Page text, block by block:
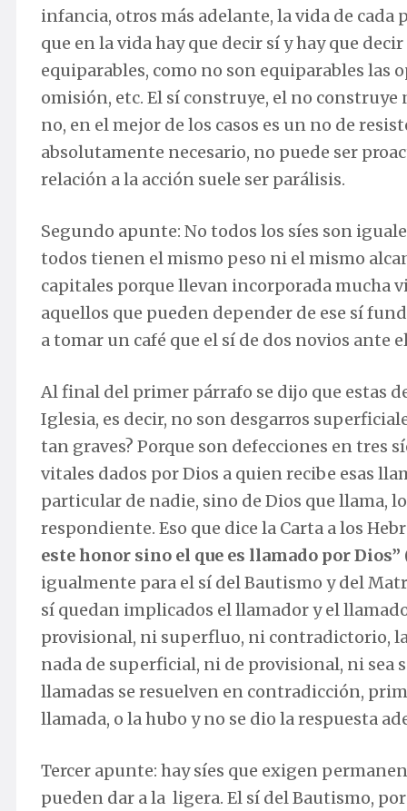
infancia, otros más adelante, la vida de cada
que en la vida hay que decir sí y hay que
equiparables, como no son equiparables las
omisión, etc. El sí construye, el no construye
no, en el mejor de los casos es un no de
absolutamente necesario, no puede ser
relación a la acción suele ser parálisis.
Segundo apunte: No todos los síes son
todos tienen el mismo peso ni el mismo
capitales porque llevan incorporada mucha
aquellos que pueden depender de ese sí
a tomar un café que el sí de dos novios ante
Al final del primer párrafo se dijo que estas
Iglesia, es decir, no son desgarros
tan graves? Porque son defecciones en tres
vitales dados por Dios a quien recibe esas
particular de nadie, sino de Dios que llama,
respondiente. Eso que dice la Carta a los
este honor sino el que es llamado por Dios”
igualmente para el sí del Bautismo y del
sí quedan implicados el llamador y el
provisional, ni superfluo, ni contradictorio, la
nada de superficial, ni de provisional, ni sea
llamadas se resuelven en contradicción,
llamada, o la hubo y no se dio la respuesta
Tercer apunte: hay síes que exigen
pueden dar a la ligera. El sí del Bautismo,